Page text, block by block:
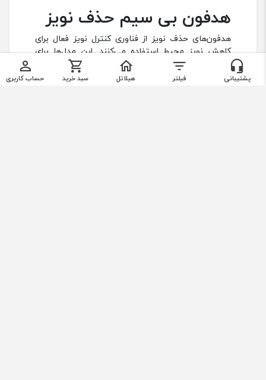
هدفون بی سیم حذف نویز
هدفون‌های حذف نویز از فناوری کنترل نویز فعال برای
کاهش نویز محیط استفاده می‌کنند. این مدل‌ها برای
استفاده در محیط‌های پر سر و صدا، مانند هواپیما یا
دفاتر شلوغ ایده‌آل هستند. هدفون‌های حذف نویز
تماس با ما
فیلترها پشتیبانی فیلتر هیلاتل سبد خرید حساب کاربری